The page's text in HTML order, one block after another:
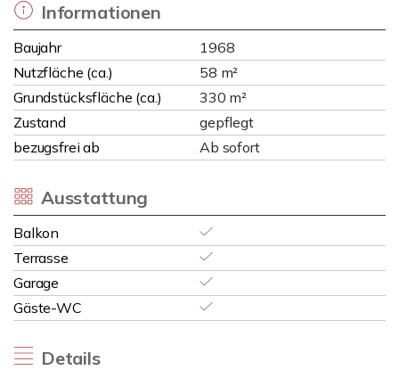
Informationen
Baujahr
1968
Nutzfläche (ca.)
58 m²
Grundstücksfläche (ca.)
330 m²
Zustand
gepflegt
bezugsfrei ab
Ab sofort
Ausstattung
Balkon
Terrasse
Garage
Gäste-WC
Details